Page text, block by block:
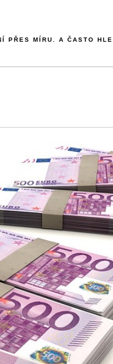
PŘES MÍRU. A ČASTO